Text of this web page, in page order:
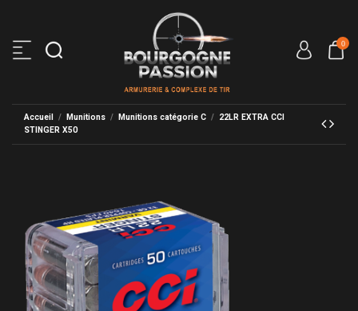
0
Accueil Munitions Munitions catégorie C
22LR EXTRA CCI
STINGER X50